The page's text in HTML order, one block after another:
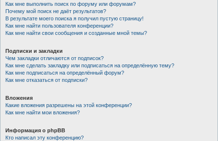
Как мне выполнить поиск по форуму или форумам?
Почему мой поиск не даёт результатов?
В результате моего поиска я получил пустую страницу!
Как мне найти пользователя конференции?
Как мне найти свои сообщения и созданные мной темы?
Подписки и закладки
Чем закладки отличаются от подписок?
Как мне сделать закладку или подписаться на определённую тему?
Как мне подписаться на определённый форум?
Как мне отказаться от подписки?
Вложения
Какие вложения разрешены на этой конференции?
Как мне найти мои вложения?
Информация о phpBB
Кто написал эту конференцию?